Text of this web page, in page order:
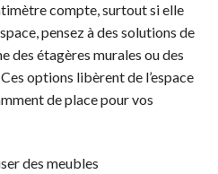
compte, surtout si elle
pensez à des solutions de
des étagères murales ou des
options libèrent de l’espace
de place pour vos
des meubles